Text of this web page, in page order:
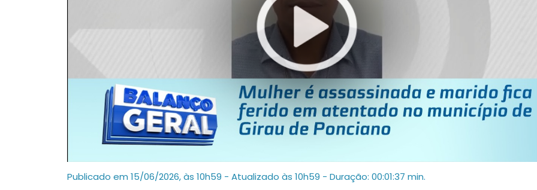
Publicado em 15/06/2026, às 10h59 - Atualizado às 10h59 - Duração: 00:01:37 min.